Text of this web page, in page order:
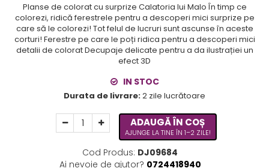
Planse de colorat cu surprize Calatoria lui Malo În timp ce
colorezi, ridică ferestrele pentru a descoperi mici surprize pe
care să le colorezi! Tot felul de lucruri sunt ascunse în aceste
corturi! Ferestre pe care le poți ridica pentru a descoperi mici
detalii de colorat Decupaje delicate pentru a da ilustrației un
efect 3D
IN STOC
Durata de livrare:2 zile lucrătoare
ADAUGĂ ÎN COȘ
AJUNGE LA TINE ÎN 1–2 ZILE!
Cod Produs: DJ09684
Ai nevoie de ajutor? 0724418940